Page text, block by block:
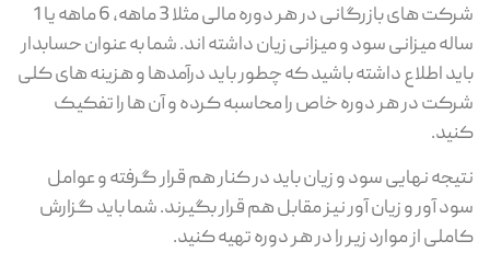
شرکت های بازرگانی در هر دوره مالی مثلا 3 ماهه، 6 ماهه یا 1
ساله میزانی سود و میزانی زیان داشته اند. شما به عنوان حسابدار
باید اطلاع داشته باشید که چطور باید درآمدها و هزینه های کلی
شرکت در هر دوره خاص را محاسبه کرده و آن ها را تفکیک
کنید.
نتیجه نهایی سود و زیان باید در کنار هم قرار گرفته و عوامل
سود آور و زیان آور نیز مقابل هم قرار بگیرند. شما باید گزارش
کاملی از موارد زیر را در هر دوره تهیه کنید.